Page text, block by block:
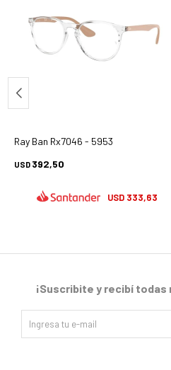
Ray Ban Rx7046 - 5953
USD 392,50
USD 333,63
¡Suscribite y recibí